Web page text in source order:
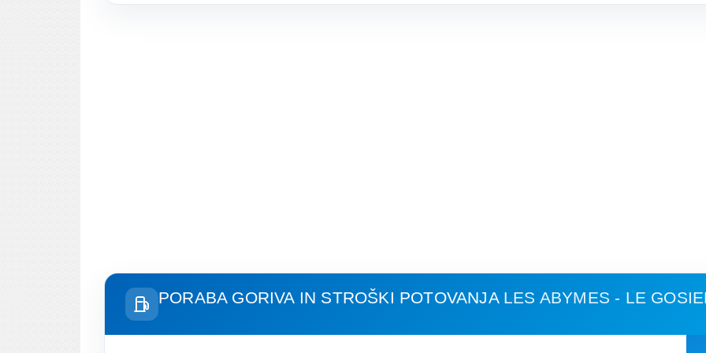
PORABA GORIVA IN STROŠKI POTOVANJA LES ABYMES - LE